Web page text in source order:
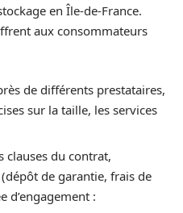
en Île-de-France.
aux consommateurs
de différents prestataires,
sur la taille, les services
clauses du contrat,
de garantie, frais de
d’engagement :